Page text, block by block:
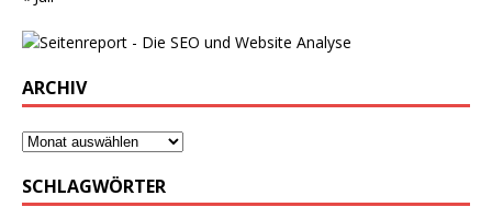
ARCHIV
SCHLAGWÖRTER